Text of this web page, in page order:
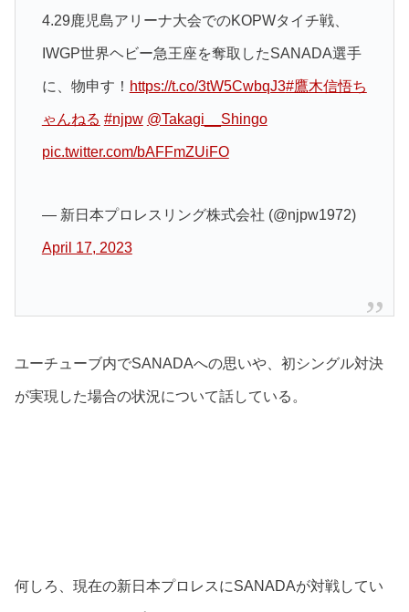
4.29鹿児島アリーナ大会でのKOPWタイチ戦、
IWGP世界ヘビー急王座を奪取したSANADA選手
に、物申す！ https://t.co/3tW5CwbqJ3#鷹木信悟ち
ゃんねる #njpw @Takagi__Shingo
pic.twitter.com/bAFFmZUiFO
— 新日本プロレスリング株式会社 (@njpw1972)
April 17, 2023
ユーチューブ内でSANADAへの思いや、初シングル対決
が実現した場合の状況について話している。
何しろ、現在の新日本プロレスにSANADAが対戦してい